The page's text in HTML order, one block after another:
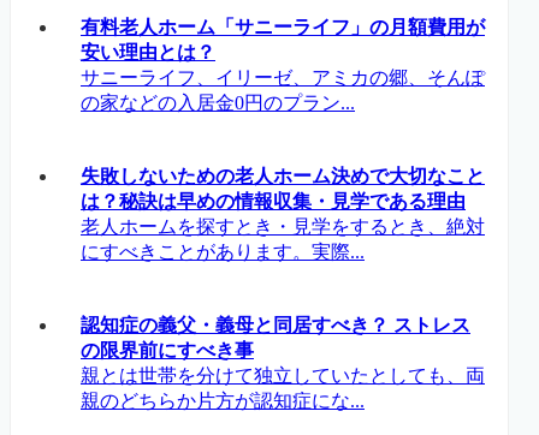
有料老人ホーム「サニーライフ」の月額費用が
安い理由とは？
サニーライフ、イリーゼ、アミカの郷、そんぽ
の家などの入居金0円のプラン...
失敗しないための老人ホーム決めで大切なこと
は？秘訣は早めの情報収集・見学である理由
老人ホームを探すとき・見学をするとき、絶対
にすべきことがあります。実際...
認知症の義父・義母と同居すべき？ ストレス
の限界前にすべき事
親とは世帯を分けて独立していたとしても、両
親のどちらか片方が認知症にな...